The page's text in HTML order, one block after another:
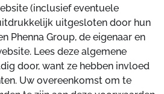
(inclusief eventuele
uitgesloten door hun
Phenna Group, de eigenaar en
Lees deze algemene
door, want ze hebben invloed
Uw overeenkomst om te